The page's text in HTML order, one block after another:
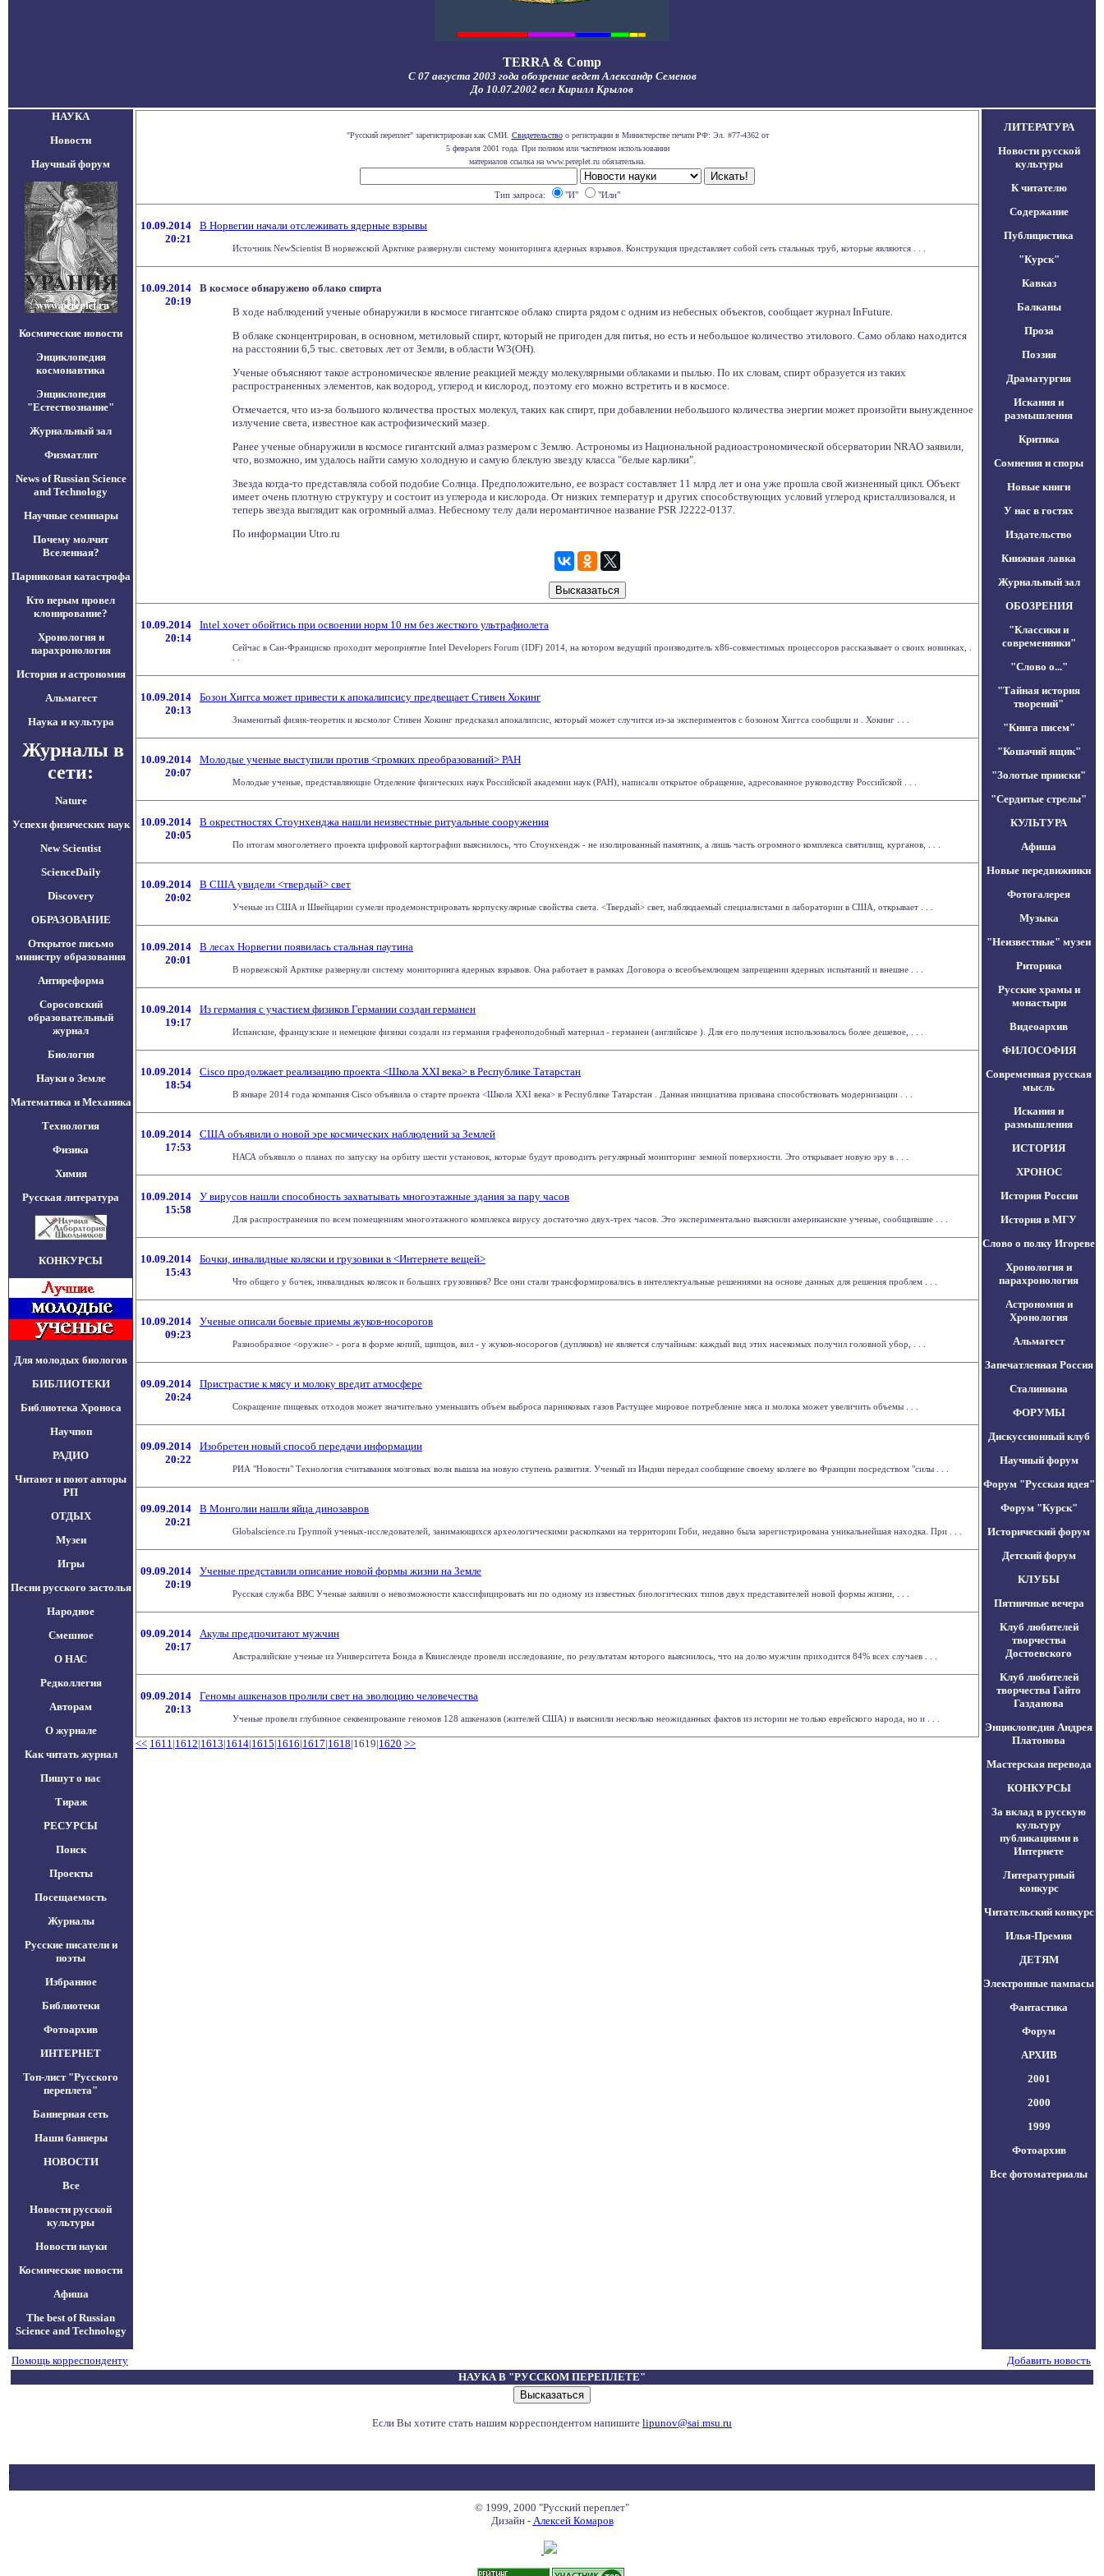
TERRA & Comp
С 07 августа 2003 года обозрение ведет Александр Семенов
До 10.07.2002 вел Кирилл Крылов
НАУКА
Новости
Научный форум
Космические новости
Энциклопедия
космонавтика
Энциклопедия
"Естествознание"
Журнальный зал
Физматлит
News of Russian Science
and Technology
Научные семинары
Почему молчит
Вселенная?
Парниковая катастрофа
Кто перым провел
клонирование?
Хронология и
парахронология
История и астрономия
Альмагест
Наука и культура
Журналы в
сети:
Nature
Успехи физических наук
New Scientist
ScienceDaily
Discovery
ОБРАЗОВАНИЕ
Открытое письмо
министру образования
Антиреформа
Соросовский
образовательный
журнал
Биология
Науки о Земле
Математика и Механика
Технология
Физика
Химия
Русская литература
КОНКУРСЫ
Для молодых биологов
БИБЛИОТЕКИ
Библиотека Хроноса
Научпоп
РАДИО
Читают и поют авторы
РП
ОТДЫХ
Музеи
Игры
Песни русского застолья
Народное
Смешное
О НАС
Редколлегия
Авторам
О журнале
Как читать журнал
Пишут о нас
Тираж
РЕСУРСЫ
Поиск
Проекты
Посещаемость
Журналы
Русские писатели и
поэты
Избранное
Библиотеки
Фотоархив
ИНТЕРНЕТ
Топ-лист "Русского
переплета"
Баннерная сеть
Наши баннеры
НОВОСТИ
Все
Новости русской
культуры
Новости науки
Космические новости
Афиша
The best of Russian
Science and Technology
"Русский переплет" зарегистрирован как СМИ. Свидетельствоо регистрации в Министерстве печати РФ: Эл. #77-4362 от
5 февраля 2001 года. При полном или частичном использовании
материалов ссылка на www.pereplet.ru обязательна.
Тип запроса: "И" "Или"
10.09.2014
20:21
В Норвегии начали отслеживать ядерные взрывы
Источник NewScientist В норвежской Арктике развернули систему мониторинга ядерных взрывов. Конструкция представляет собой сеть стальных труб, которые являются . . .
10.09.2014
20:19
В космосе обнаружено облако спирта
В ходе наблюдений ученые обнаружили в космосе гигантское облако спирта рядом с одним из небесных объектов, сообщает журнал InFuture.
В облаке сконцентрирован, в основном, метиловый спирт, который не пригоден для питья, но есть и небольшое количество этилового. Само облако находится
на расстоянии 6,5 тыс. световых лет от Земли, в области W3(OH).
Ученые объясняют такое астрономическое явление реакцией между молекулярными облаками и пылью. По их словам, спирт образуется из таких
распространенных элементов, как водород, углерод и кислород, поэтому его можно встретить и в космосе.
Отмечается, что из-за большого количества простых молекул, таких как спирт, при добавлении небольшого количества энергии может произойти вынужденное
излучение света, известное как астрофизический мазер.
Ранее ученые обнаружили в космосе гигантский алмаз размером с Землю. Астрономы из Национальной радиоастрономической обсерватории NRAO заявили,
что, возможно, им удалось найти самую холодную и самую блеклую звезду класса "белые карлики".
Звезда когда-то представляла собой подобие Солнца. Предположительно, ее возраст составляет 11 млрд лет и она уже прошла свой жизненный цикл. Объект
имеет очень плотную структуру и состоит из углерода и кислорода. От низких температур и других способствующих условий углерод кристаллизовался, и
теперь звезда выглядит как огромный алмаз. Небесному телу дали неромантичное название PSR J2222-0137.
По информации Utro.ru
10.09.2014
20:14
Intel хочет обойтись при освоении норм 10 нм без жесткого ультрафиолета
Сейчас в Сан-Франциско проходит мероприятие Intel Developers Forum (IDF) 2014, на котором ведущий производитель x86-совместимых процессоров рассказывает о своих новинках, .
10.09.2014
20:13
Бозон Хиггса может привести к апокалипсису предвещает Стивен Хокинг
Знаменитый физик-теоретик и космолог Стивен Хокинг предсказал апокалипсис, который может случится из-за экспериментов с бозоном Хиггса сообщили и . Хокинг . . .
10.09.2014
20:07
Молодые ученые выступили против <громких преобразований> РАН
Молодые ученые, представляющие Отделение физических наук Российской академии наук (РАН), написали открытое обращение, адресованное руководству Российской . . .
10.09.2014
20:05
В окрестностях Стоунхенджа нашли неизвестные ритуальные сооружения
По итогам многолетнего проекта цифровой картографии выяснилось, что Стоунхендж - не изолированный памятник, а лишь часть огромного комплекса святилищ, курганов, . . .
10.09.2014
20:02
В США увидели <твердый> свет
Ученые из США и Швейцарии сумели продемонстрировать корпускулярные свойства света. <Твердый> свет, наблюдаемый специалистами в лаборатории в США, открывает . . .
10.09.2014
20:01
В лесах Норвегии появилась стальная паутина
В норвежской Арктике развернули систему мониторинга ядерных взрывов. Она работает в рамках Договора о всеобъемлющем запрещении ядерных испытаний и внешне . . .
10.09.2014
19:17
Из германия с участием физиков Германии создан германен
Испанские, французские и немецкие физики создали из германия графеноподобный материал - германен (английское ). Для его получения использовалось более дешевое, . . .
10.09.2014
18:54
Cisco продолжает реализацию проекта <Школа XXI века> в Республике Татарстан
В январе 2014 года компания Cisco объявила о старте проекта <Школа XXI века> в Республике Татарстан . Данная инициатива призвана способствовать модернизации . . .
10.09.2014
17:53
США объявили о новой эре космических наблюдений за Землей
НАСА объявило о планах по запуску на орбиту шести установок, которые будут проводить регулярный мониторинг земной поверхности. Это открывает новую эру в . . .
10.09.2014
15:58
У вирусов нашли способность захватывать многоэтажные здания за пару часов
Для распространения по всем помещениям многоэтажного комплекса вирусу достаточно двух-трех часов. Это экспериментально выяснили американские ученые, сообщившие . . .
10.09.2014
15:43
Бочки, инвалидные коляски и грузовики в <Интернете вещей>
Что общего у бочек, инвалидных колясок и больших грузовиков? Все они стали трансформировались в интеллектуальные решениями на основе данных для решения проблем . . .
10.09.2014
09:23
Ученые описали боевые приемы жуков-носорогов
Разнообразное <оружие> - рога в форме копий, щипцов, вил - у жуков-носорогов (дупляков) не является случайным: каждый вид этих насекомых получил головной убор, . . .
09.09.2014
20:24
Пристрастие к мясу и молоку вредит атмосфере
Сокращение пищевых отходов может значительно уменьшить объем выброса парниковых газов Растущее мировое потребление мяса и молока может увеличить объемы . . .
09.09.2014
20:22
Изобретен новый способ передачи информации
РИА "Новости" Технология считывания мозговых волн вышла на новую ступень развития. Ученый из Индии передал сообщение своему коллеге во Франции посредством "силы . . .
09.09.2014
20:21
В Монголии нашли яйца динозавров
Globalscience.ru Группой ученых-исследователей, занимающихся археологическими раскопками на территории Гоби, недавно была зарегистрирована уникальнейшая находка. При . . .
09.09.2014
20:19
Ученые представили описание новой формы жизни на Земле
Русская служба BBC Ученые заявили о невозможности классифицировать ни по одному из известных биологических типов двух представителей новой формы жизни, . . .
09.09.2014
20:17
Акулы предпочитают мужчин
Австралийские ученые из Университета Бонда в Квинсленде провели исследование, по результатам которого выяснилось, что на долю мужчин приходится 84% всех случаев . . .
09.09.2014
20:13
Геномы ашкеназов пролили свет на эволюцию человечества
Ученые провели глубинное секвенирование геномов 128 ашкеназов (жителей США) и выяснили несколько неожиданных фактов из истории не только еврейского народа, но и . . .
<< 1611|1612|1613|1614|1615|1616|1617|1618|1619|1620 >>
ЛИТЕРАТУРА
Новости русской
культуры
К читателю
Содержание
Публицистика
"Курск"
Кавказ
Балканы
Проза
Поэзия
Драматургия
Искания и
размышления
Критика
Сомнения и споры
Новые книги
У нас в гостях
Издательство
Книжная лавка
Журнальный зал
ОБОЗРЕНИЯ
"Классики и
современники"
"Слово о..."
"Тайная история
творений"
"Книга писем"
"Кошачий ящик"
"Золотые прииски"
"Сердитые стрелы"
КУЛЬТУРА
Афиша
Новые передвижники
Фотогалерея
Музыка
"Неизвестные" музеи
Риторика
Русские храмы и
монастыри
Видеоархив
ФИЛОСОФИЯ
Современная русская
мысль
Искания и
размышления
ИСТОРИЯ
ХРОНОС
История России
История в МГУ
Слово о полку Игореве
Хронология и
парахронология
Астрономия и
Хронология
Альмагест
Запечатленная Россия
Сталиниана
ФОРУМЫ
Дискуссионный клуб
Научный форум
Форум "Русская идея"
Форум "Курск"
Исторический форум
Детский форум
КЛУБЫ
Пятничные вечера
Клуб любителей
творчества
Достоевского
Клуб любителей
творчества Гайто
Газданова
Энциклопедия Андрея
Платонова
Мастерская перевода
КОНКУРСЫ
За вклад в русскую
культуру
публикациями в
Интернете
Литературный
конкурс
Читательский конкурс
Илья-Премия
ДЕТЯМ
Электронные пампасы
Фантастика
Форум
АРХИВ
2001
2000
1999
Фотоархив
Все фотоматериалы
Помощь корреспонденту
Добавить новость
НАУКА В "РУССКОМ ПЕРЕПЛЕТЕ"
Если Вы хотите стать нашим корреспондентом напишите lipunov@sai.msu.ru
© 1999, 2000 "Русский переплет"
Дизайн - Алексей Комаров